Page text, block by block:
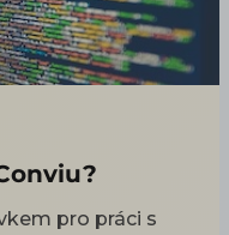
pro práci s